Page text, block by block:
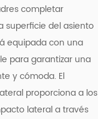
completar
superficie del asiento
equipada con una
para garantizar una
y cómoda. El
proporciona a los
lateral a través